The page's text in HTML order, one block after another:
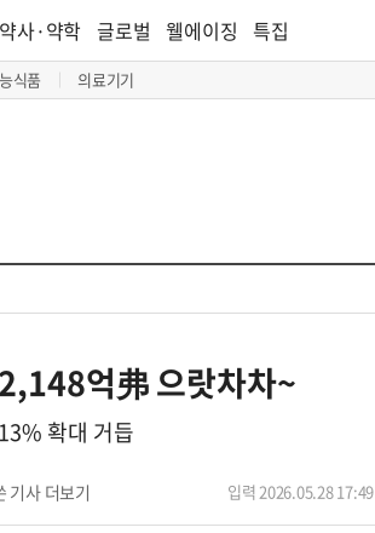
식품 의료기기
약사·약학 글로벌 웰에이징 특집
억弗 으랏차차~
확대 거듭
기사 더보기 입력 2026.05.28 17:49